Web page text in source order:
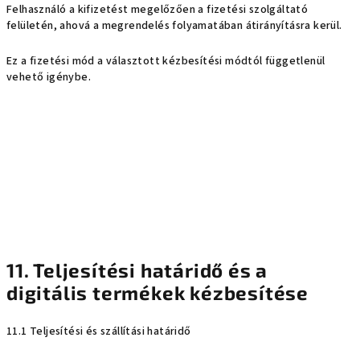
Felhasználó a kifizetést megelőzően a fizetési szolgáltató
felületén, ahová a megrendelés folyamatában átirányításra kerül.
Ez a fizetési mód a választott kézbesítési módtól függetlenül
vehető igénybe.
11. Teljesítési határidő és a
digitális termékek kézbesítése
11.1 Teljesítési és szállítási határidő